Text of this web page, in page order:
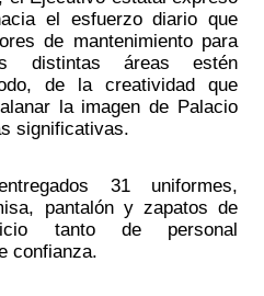
el esfuerzo diario que
de mantenimiento para
distintas áreas estén
de la creatividad que
la imagen de Palacio
significativas.
31 uniformes,
pantalón y zapatos de
tanto de personal
confianza.